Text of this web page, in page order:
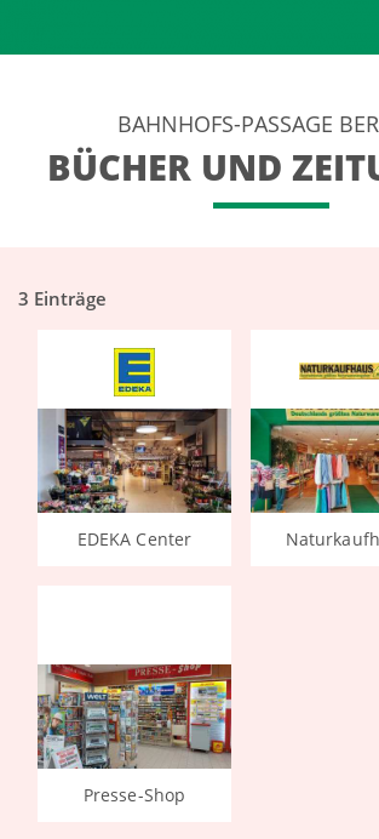
BAHNHOFS-PASSAGE
BÜCHER UND
3 Einträge
EDEKA Center
Presse-Shop